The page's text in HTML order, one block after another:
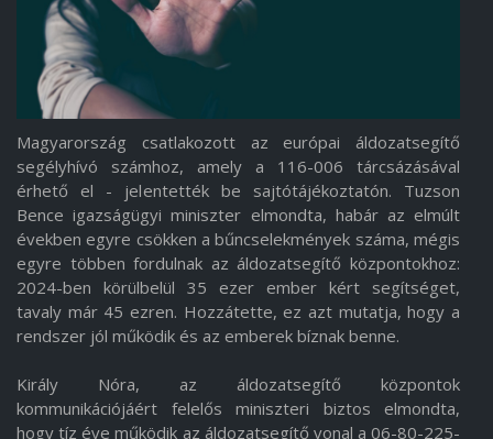
Magyarország csatlakozott az európai áldozatsegítő
segélyhívó számhoz, amely a 116-006 tárcsázásával
érhető el - jelentették be sajtótájékoztatón. Tuzson
Bence igazságügyi miniszter elmondta, habár az elmúlt
években egyre csökken a bűncselekmények száma, mégis
egyre többen fordulnak az áldozatsegítő központokhoz:
2024-ben körülbelül 35 ezer ember kért segítséget,
tavaly már 45 ezren. Hozzátette, ez azt mutatja, hogy a
rendszer jól működik és az emberek bíznak benne.
Király Nóra, az áldozatsegítő központok
kommunikációjáért felelős miniszteri biztos elmondta,
hogy tíz éve működik az áldozatsegítő vonal a 06-80-225-